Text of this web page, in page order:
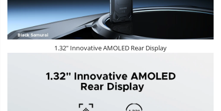
1.32" Innovative AMOLED Rear Display